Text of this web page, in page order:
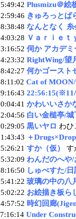
Plusmizu＠絵
きゅろっとぱ
なんとなく 糸
Ｖａｒｉｅ
伺か アカデミ
RightWing/望
何かゴースト
Cat of
かわいいさか
白い金槌亭/
黒いヤロ わひ
＋
すか（仮）
す
わんだのへや
しゅべすた/日
玻璃の中の八
お絵描き板ら
時幻回廊
Under